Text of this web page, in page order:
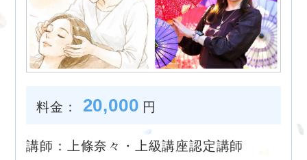
料金： 20,000 円
講師：上條奈々・上級講座認定講師